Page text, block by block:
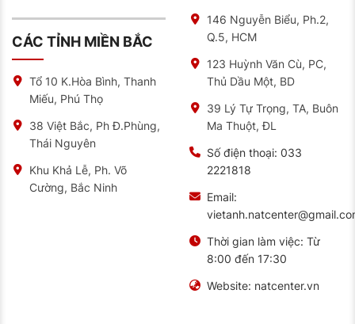
CÁC TỈNH MIỀN BẮC
Tổ 10 K.Hòa Bình, Thanh
Miếu, Phú Thọ
38 Việt Bắc, Ph Đ.Phùng,
Thái Nguyên
Khu Khả Lễ, Ph. Võ
Cường, Bắc Ninh
146 Nguyễn Biểu, Ph.2,
Q.5, HCM
123 Huỳnh Văn Cù, PC,
Thủ Dầu Một, BD
39 Lý Tự Trọng, TA, Buôn
Ma Thuột, ĐL
Số điện thoại: 033
2221818
Email:
Thời gian làm việc: Từ
8:00 đến 17:30
Website: natcenter.vn